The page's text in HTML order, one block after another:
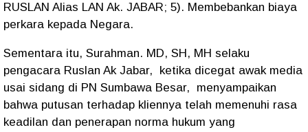
RUSLAN Alias LAN Ak. JABAR; 5). Membebankan biaya
perkara kepada Negara.
Sementara itu, Surahman. MD, SH, MH selaku
pengacara Ruslan Ak Jabar, ketika dicegat awak media
usai sidang di PN Sumbawa Besar, menyampaikan
bahwa putusan terhadap kliennya telah memenuhi rasa
keadilan dan penerapan norma hukum yang